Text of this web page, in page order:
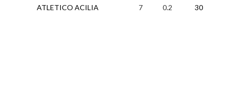
ATLETICO ACILIA 7 0.2 30